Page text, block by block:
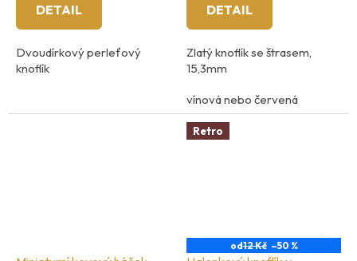
DETAIL
Dvoudírkový perleťový
knoflík
DETAIL
Zlatý knoflík se štrasem,
15,3mm
vínová nebo červená
varianta
Retro
od12 Kč –50 %